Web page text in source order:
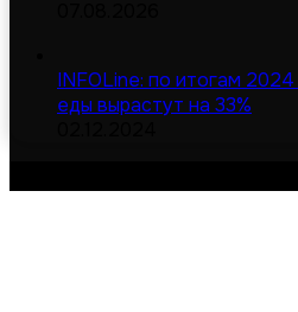
INFOLine: по итогам
еды вырастут на 33%
Сделано в MOD